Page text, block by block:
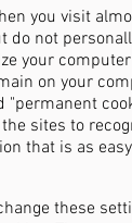
you visit
not
your
on your
sites to
that is as
these